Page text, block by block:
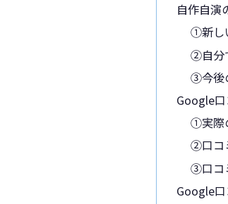
自作自演
①新し
②自分
③今後
Google
①実際
②口コ
③口コ
Google